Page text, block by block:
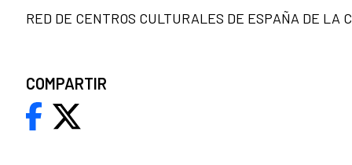
RED DE CENTROS CULTURALES DE ESPAÑA DE LA
COMPARTIR